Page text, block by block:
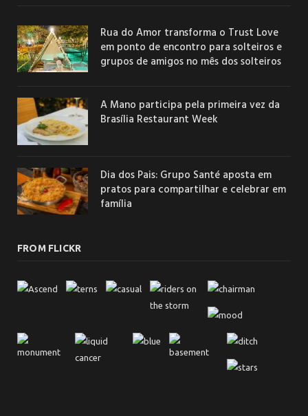
Rua do Amor transforma o Trust Love
em ponto de encontro para solteiros e
grupos de amigos no mês dos solteiros
A Mano participa pela primeira vez da
Brasília Restaurant Week
Dia dos Pais: Grupo Santé aposta em
pratos para compartilhar e celebrar em
família
FROM FLICKR